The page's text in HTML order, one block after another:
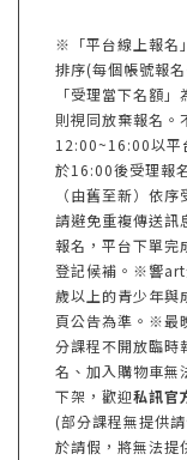
※「平台線上報名
排序(每個帳號報
「受理當下名額
則視同放棄報名
12:00~16:00以平
於16:00後受理報
（由舊至新）依
請避免重複傳送
報名，平台下單完
登記候補。※響art
歲以上的青少年與
頁公告為準。※最
分課程不開放臨
名、加入購物車無
下架，歡迎私訊官
(部分課程無提供
於請假，將無法